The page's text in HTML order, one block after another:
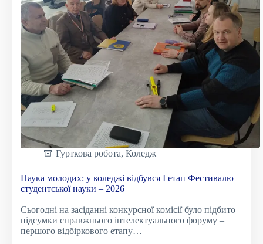
галузей
знань
і
спеціальностей
у
2025/2026
навчальному
році
Гурткова робота, Коледж
Наука молодих: у коледжі відбувся I етап Фестивалю
студентської науки – 2026
Сьогодні на засіданні конкурсної комісії було підбито
підсумки справжнього інтелектуального форуму –
першого відбіркового етапу…